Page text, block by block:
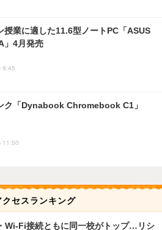
授業に適した11.6型ノートPC「ASUS
」4月発売
9:45
ク「Dynabook Chromebook C1」
11:50
クセスランキング
Wi‑Fi接続ともに同一校がトップ…リシ